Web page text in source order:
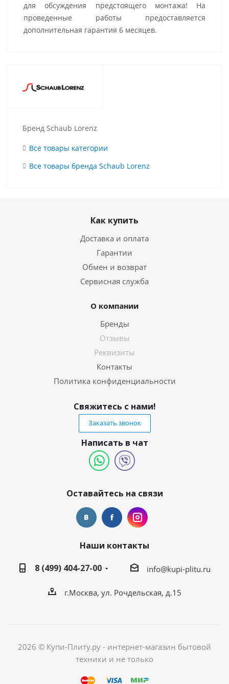
для обсуждения предстоящего монтажа! На
проведенные работы предоставляется
дополнительная гарантия 6 месяцев.
Бренд Schaub Lorenz
Все товары категории
Все товары бренда Schaub Lorenz
Как купить
Доставка и оплата
Гарантии
Обмен и возврат
Сервисная служба
О компании
Бренды
Отзывы
Реквизиты
Контакты
Политика конфиденциальности
Свяжитесь с нами!
Заказать звонок
Написать в чат
Оставайтесь на связи
Наши контакты
8 (499) 404-27-00
info@kupi-plitu.ru
г.Москва, ул. Рочдельская, д.15
2026 © Купи-Плиту.ру - интернет-магазин бытовой
техники и не только